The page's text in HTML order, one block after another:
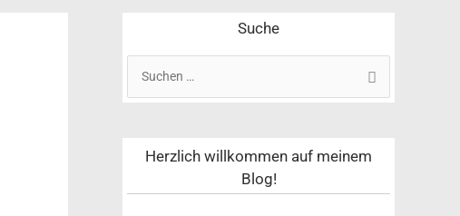
Suche
n
Herzlich willkommen auf meinem
Blog!